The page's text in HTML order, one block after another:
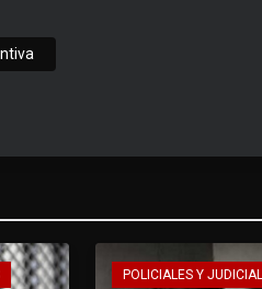
POLICIALES Y